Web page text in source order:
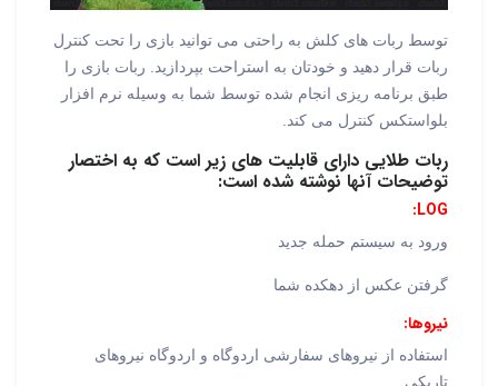
توسط ربات های کلش به راحتی می توانید بازی را تحت کنترل
ربات قرار دهید و خودتان به استراحت بپردازید. ربات بازی را
طبق برنامه ریزی انجام شده توسط شما به وسیله نرم افزار
بلواستکس کنترل می کند.
ربات طلایی دارای قابلیت های زیر است که به اختصار
توضیحات آنها نوشته شده است:
LOG:
ورود به سیستم حمله جدید
گرفتن عکس از دهکده شما
نیروها:
استفاده از نیروهای سفارشی اردوگاه و اردوگاه نیروهای
تاریکی